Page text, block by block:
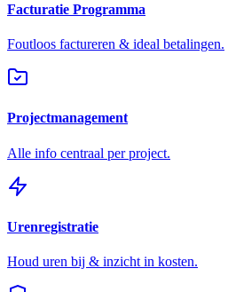
Facturatie Programma
Foutloos factureren & ideal betalingen.
Projectmanagement
Alle info centraal per project.
Urenregistratie
Houd uren bij & inzicht in kosten.